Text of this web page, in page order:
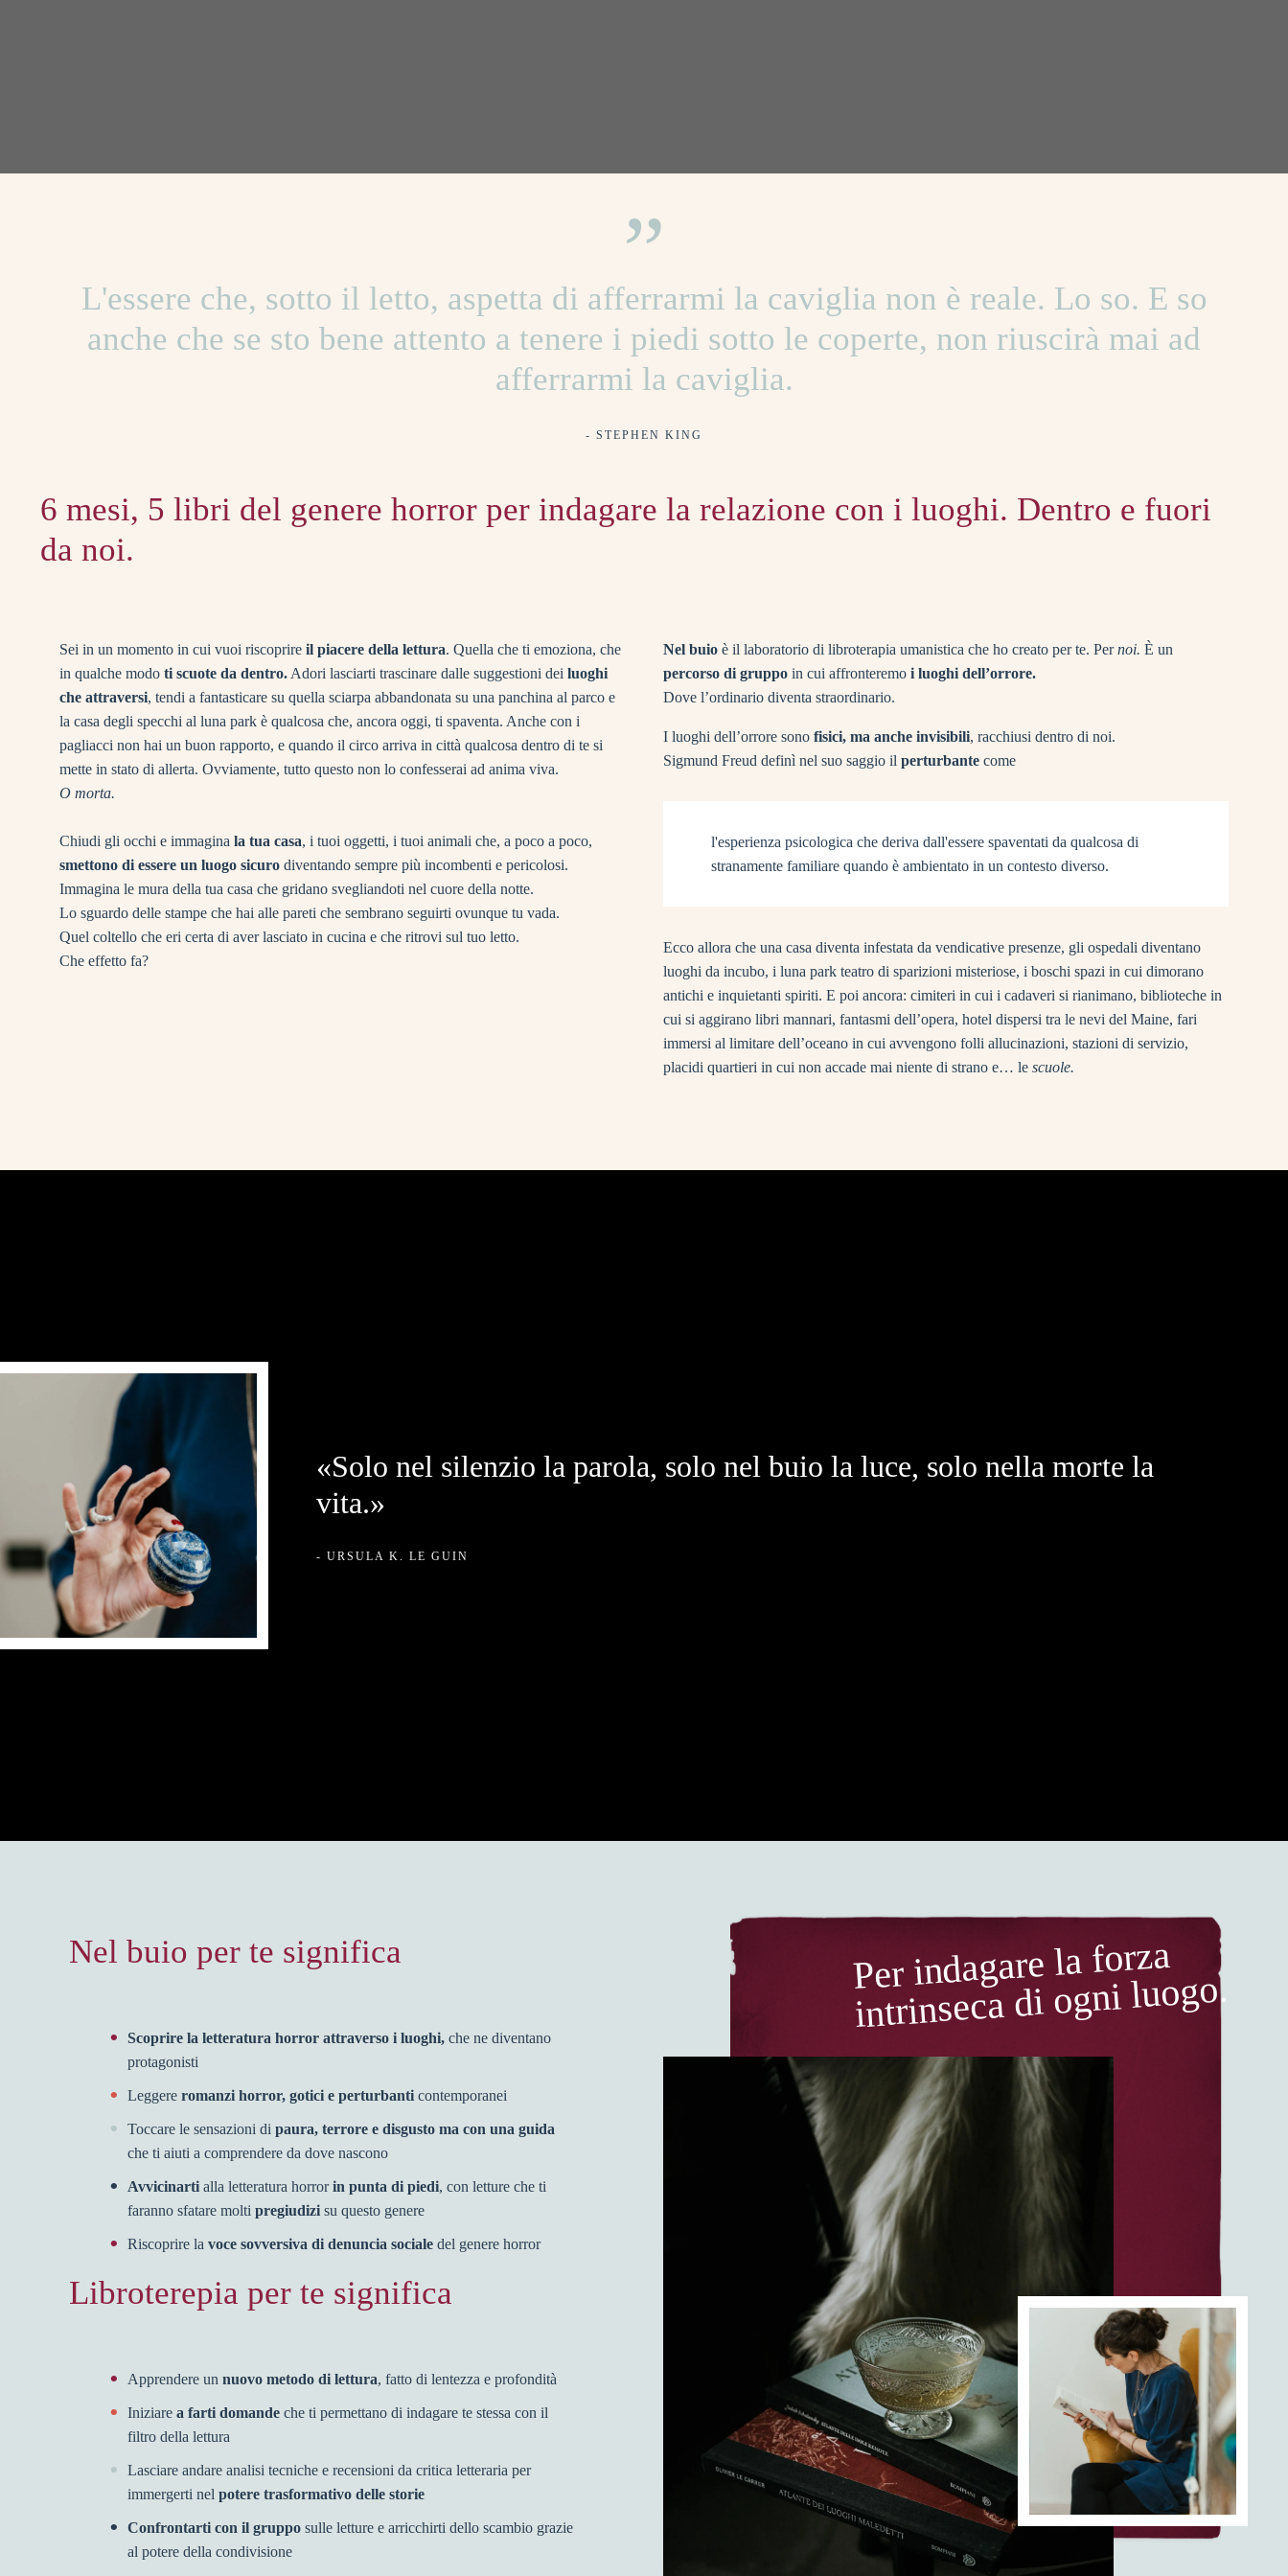
”
L'essere che, sotto il letto, aspetta di afferrarmi la caviglia non è reale. Lo so. E so
anche che se sto bene attento a tenere i piedi sotto le coperte, non riuscirà mai ad
afferrarmi la caviglia.
- STEPHEN KING
6 mesi, 5 libri del genere horror per indagare la relazione con i luoghi. Dentro e fuori
da noi.
Sei in un momento in cui vuoi riscoprire il piacere della lettura. Quella che ti emoziona, che
in qualche modo ti scuote da dentro. Adori lasciarti trascinare dalle suggestioni dei luoghi
che attraversi, tendi a fantasticare su quella sciarpa abbandonata su una panchina al parco e
la casa degli specchi al luna park è qualcosa che, ancora oggi, ti spaventa. Anche con i
pagliacci non hai un buon rapporto, e quando il circo arriva in città qualcosa dentro di te si
mette in stato di allerta. Ovviamente, tutto questo non lo confesserai ad anima viva.
O morta.
Chiudi gli occhi e immagina la tua casa, i tuoi oggetti, i tuoi animali che, a poco a poco,
smettono di essere un luogo sicuro diventando sempre più incombenti e pericolosi.
Immagina le mura della tua casa che gridano svegliandoti nel cuore della notte.
Lo sguardo delle stampe che hai alle pareti che sembrano seguirti ovunque tu vada.
Quel coltello che eri certa di aver lasciato in cucina e che ritrovi sul tuo letto.
Che effetto fa?
Nel buio è il laboratorio di libroterapia umanistica che ho creato per te. Pernoi. È un
percorso di gruppo in cui affronteremo i luoghi dell’orrore.
Dove l’ordinario diventa straordinario.
I luoghi dell’orrore sono fisici, ma anche invisibili, racchiusi dentro di noi.
Sigmund Freud definì nel suo saggio il perturbante come
l'esperienza psicologica che deriva dall'essere spaventati da qualcosa di
stranamente familiare quando è ambientato in un contesto diverso.
Ecco allora che una casa diventa infestata da vendicative presenze, gli ospedali diventano
luoghi da incubo, i luna park teatro di sparizioni misteriose, i boschi spazi in cui dimorano
antichi e inquietanti spiriti. E poi ancora: cimiteri in cui i cadaveri si rianimano, biblioteche in
cui si aggirano libri mannari, fantasmi dell’opera, hotel dispersi tra le nevi del Maine, fari
immersi al limitare dell’oceano in cui avvengono folli allucinazioni, stazioni di servizio,
placidi quartieri in cui non accade mai niente di strano e… le scuole.
«Solo nel silenzio la parola, solo nel buio la luce, solo nella morte la
vita.»
- URSULA K. LE GUIN
Nel buio per te significa
Scoprire la letteratura horror attraverso i luoghi, che ne diventano
protagonisti
Leggere romanzi horror, gotici e perturbanti contemporanei
Toccare le sensazioni di paura, terrore e disgusto ma con una guida
che ti aiuti a comprendere da dove nascono
Avvicinarti alla letteratura horrorin punta di piedi, con letture che ti
faranno sfatare molti pregiudizi su questo genere
Riscoprire la voce sovversiva di denuncia sociale del genere horror
Libroterepia per te significa
Apprendere un nuovo metodo di lettura, fatto di lentezza e profondità
Iniziare a farti domande che ti permettano di indagare te stessa con il
filtro della lettura
Lasciare andare analisi tecniche e recensioni da critica letteraria per
immergerti nel potere trasformativo delle storie
Confrontarti con il gruppo sulle letture e arricchirti dello scambio grazie
al potere della condivisione
Per indagare la forza
intrinseca di ogni luogo.